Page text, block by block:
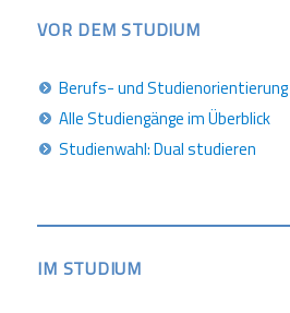
VOR DEM STUDIUM
Berufs- und Studienorientierung
Alle Studiengänge im Überblick
Studienwahl: Dual studieren
IM STUDIUM